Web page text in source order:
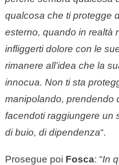
qualcosa che ti protegge
esterno, quando in realtà
infliggerti dolore con le
rimanere all’idea che la
innocua. Non ti sta
manipolando, prendendo
facendoti raggiungere un
di buio, di dipendenza“.
Prosegue poi Fosca: “In